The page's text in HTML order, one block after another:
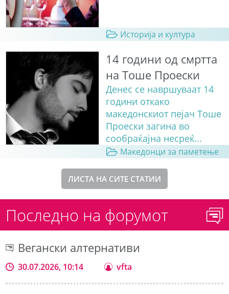
Историја и култура
14 години од смртта
на Тоше Проески
Денес се навршуваат 14
години откако
македонскиот пејач Тоше
Проески загина во
сообраќајна несреќ...
Македонци за паметење
ЛИСТА НА СИТЕ СТАТИИ
Последно на форумот
Вегански алтернативи
30.07.2026, 10:14 vfta